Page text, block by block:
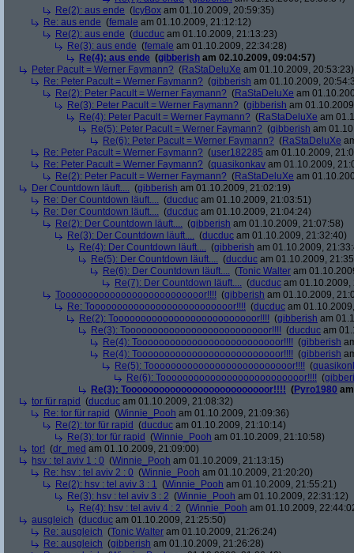
Re(2): aus ende ( IcyBox am 01.10.2009, 20:59:35)
Re: aus ende (female am 01.10.2009, 21:12:12)
Re(2): aus ende (ducduc am 01.10.2009, 21:13:23)
Re(3): aus ende (female am 01.10.2009, 22:34:28)
Re(4): aus ende (gibberish am 02.10.2009, 09:04:57)
Peter Pacult = Werner Faymann? (RaStaDeluXe am 01.10.2009, 20:53:23)
Re: Peter Pacult = Werner Faymann? (gibberish am 01.10.2009,
Re(2): Peter Pacult = Werner Faymann? (RaStaDeluXe am
Re(3): Peter Pacult = Werner Faymann? (gibberish am
Re(4): Peter Pacult = Werner Faymann? (RaStaDeluXe am
Re(5): Peter Pacult = Werner Faymann? (gibberish am
Re(6): Peter Pacult = Werner Faymann? (RaStaDeluXe
Re: Peter Pacult = Werner Faymann? (user182285 am 01.10.2009,
Re: Peter Pacult = Werner Faymann? (quasikonkav am 01.10.2009,
Re(2): Peter Pacult = Werner Faymann? (RaStaDeluXe am
Der Countdown läuft.... (gibberish am 01.10.2009, 21:02:19)
Re: Der Countdown läuft.... (ducduc am 01.10.2009, 21:03:51)
Re: Der Countdown läuft.... (ducduc am 01.10.2009, 21:04:24)
Re(2): Der Countdown läuft.... (gibberish am 01.10.2009, 21:07:58)
Re(3): Der Countdown läuft.... (ducduc am 01.10.2009, 21:32:40)
Re(4): Der Countdown läuft.... (gibberish am 01.10.2009,
Re(5): Der Countdown läuft.... (ducduc am 01.10.2009,
Re(6): Der Countdown läuft.... (Tonic Walter am
Re(7): Der Countdown läuft.... (ducduc am 01.10.2009,
Toooooooooooooooooooooooooor!!!! (gibberish am 01.10.2009,
Re: Toooooooooooooooooooooooooor!!!! (ducduc am
Re(2): Toooooooooooooooooooooooooor!!!! (gibberish am
Re(3): Toooooooooooooooooooooooooor!!!! (ducduc am
Re(4): Toooooooooooooooooooooooooor!!!! (gibberish
Re(4): Toooooooooooooooooooooooooor!!!! (gibberish
Re(5): Toooooooooooooooooooooooooor!!!! (
Re(6): Toooooooooooooooooooooooooor!!!! (
Re(3): Toooooooooooooooooooooooooor!!!! (Pyro1980
tor für rapid (ducduc am 01.10.2009, 21:08:32)
Re: tor für rapid (Winnie_Pooh am 01.10.2009, 21:09:36)
Re(2): tor für rapid (ducduc am 01.10.2009, 21:10:14)
Re(3): tor für rapid (Winnie_Pooh am 01.10.2009, 21:10:58)
tor! (dr_med am 01.10.2009, 21:09:00)
hsv : tel aviv 1 : 0 (Winnie_Pooh am 01.10.2009, 21:13:15)
Re: hsv : tel aviv 2 : 0 (Winnie_Pooh am 01.10.2009, 21:20:20)
Re(2): hsv : tel aviv 3 : 1 (Winnie_Pooh am 01.10.2009, 21:55:21)
Re(3): hsv : tel aviv 3 : 2 (Winnie_Pooh am 01.10.2009, 22:31:12)
Re(4): hsv : tel aviv 4 : 2 (Winnie_Pooh am 01.10.2009,
ausgleich (ducduc am 01.10.2009, 21:25:50)
Re: ausgleich (Tonic Walter am 01.10.2009, 21:26:24)
Re: ausgleich (gibberish am 01.10.2009, 21:26:28)